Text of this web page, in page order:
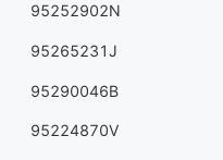
95252902N
95265231J
95290046B
95224870V